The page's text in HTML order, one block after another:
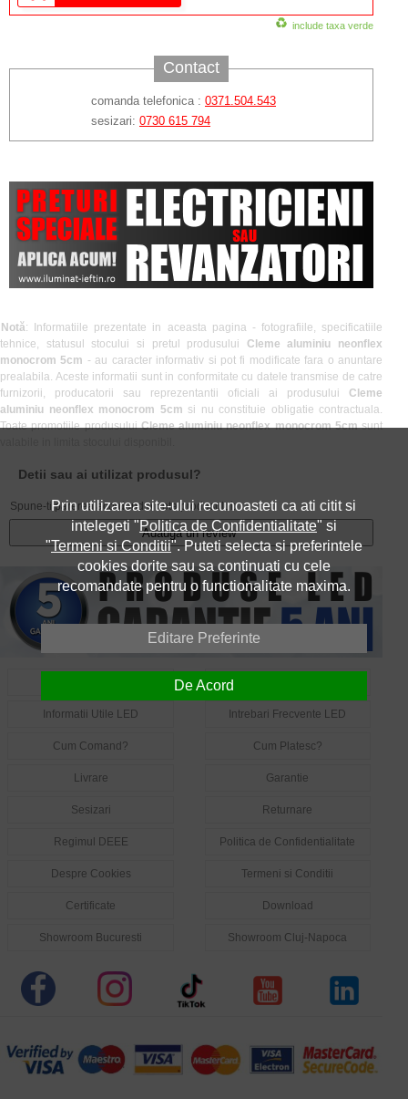
include taxa verde
Contact
comanda telefonica : 0371.504.543
sesizari: 0730 615 794
Notă: Informatiile prezentate in aceasta pagina - fotografiile, specificatiile
tehnice, statusul stocului si pretul produsului Cleme aluminiu neonflex
monocrom 5cm - au caracter informativ si pot fi modificate fara o anuntare
prealabila. Aceste informatii sunt in conformitate cu datele transmise de catre
furnizorii, producatorii sau reprezentantii oficiali ai produsului Cleme
aluminiu neonflex monocrom 5cm si nu constituie obligatie contractuala.
Toate promotiile produsuluiCleme aluminiu neonflex monocrom 5cmsunt
Detii sau ai utilizat produsul?
Spune-ti parerea acordand o nota produsului:
Adauga un review
Informatii Utile LED Intrebari Frecvente LED
Cum Comand? Cum Platesc?
Livrare Garantie
Sesizari Returnare
Regimul DEEE Politica de Confidentialitate
Despre Cookies Termeni si Conditii
Certificate Download
Showroom Bucuresti Showroom Cluj-Napoca
Prin utilizarea site-ului recunoasteti ca ati citit si
intelegeti "Politica de Confidentialitate" si
"Termeni si Conditii". Puteti selecta si preferintele
cookies dorite sau sa continuati cu cele
recomandate pentru o functionalitate maxima.
Editare Preferinte
De Acord